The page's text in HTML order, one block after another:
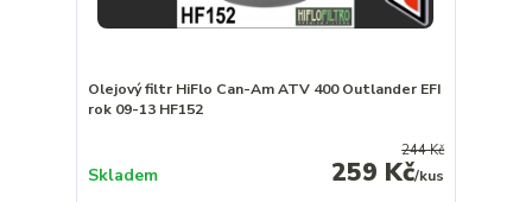
Olejový filtr HiFlo Can-Am ATV 400 Outlander EFI
rok 09-13 HF152
244 Kč
259 Kč/kus
Skladem